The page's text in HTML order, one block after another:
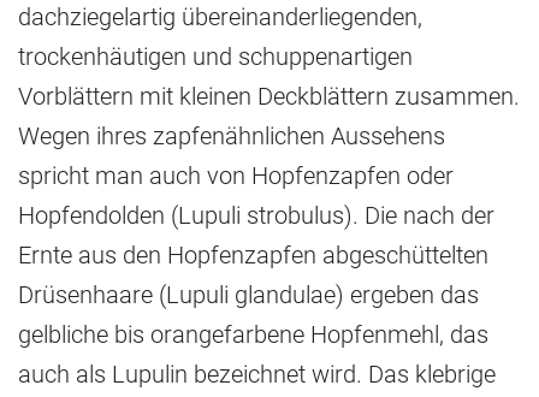
dachziegelartig übereinanderliegenden,
trockenhäutigen und schuppenartigen
Vorblättern mit kleinen Deckblättern zusammen.
Wegen ihres zapfenähnlichen Aussehens
spricht man auch von Hopfenzapfen oder
Hopfendolden (Lupuli strobulus). Die nach der
Ernte aus den Hopfenzapfen abgeschüttelten
Drüsenhaare (Lupuli glandulae) ergeben das
gelbliche bis orangefarbene Hopfenmehl, das
auch als Lupulin bezeichnet wird. Das klebrige